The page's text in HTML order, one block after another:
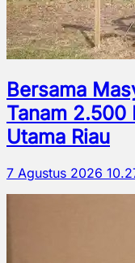
Bersama
Tanam 2.500
Utama Riau
7 Agustus 2026